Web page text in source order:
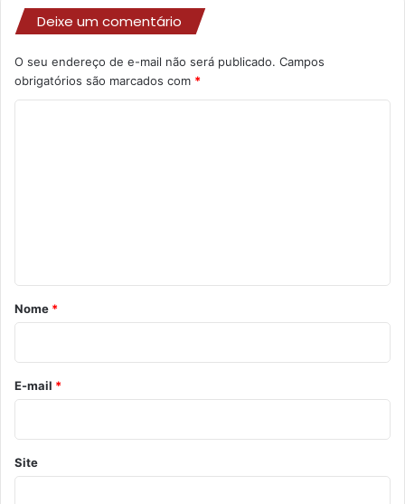
Deixe um comentário
O seu endereço de e-mail não será publicado. Campos
obrigatórios são marcados com *
r
i
o
*
Nome *
E-mail *
Site